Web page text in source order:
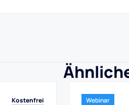
Kostenfrei
Webinar